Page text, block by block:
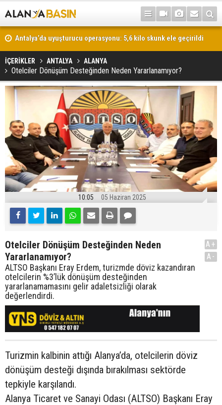
Antalya’da uyuşturucu operasyonu: 5,6 kilo skunk ele geçirildi
İÇERİKLER ANTALYA ALANYA
Otelciler Dönüşüm Desteğinden Neden Yararlanamıyor?
10:05 05 Haziran 2025
Otelciler Dönüşüm Desteğinden Neden
Yararlanamıyor?
ALTSO Başkanı Eray Erdem, turizmde döviz kazandıran
otelcilerin %3’lük dönüşüm desteğinden
yararlanamamasını gelir adaletsizliği olarak
değerlendirdi.
A+
A-
Turizmin kalbinin attığı Alanya’da, otelcilerin döviz
dönüşüm desteği dışında bırakılması sektörde
tepkiyle karşılandı.
Alanya Ticaret ve Sanayi Odası (ALTSO) Başkanı Eray